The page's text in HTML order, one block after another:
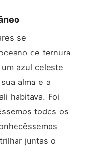
se
de ternura
azul celeste
alma e a
habitava. Foi
todos os
juntas o